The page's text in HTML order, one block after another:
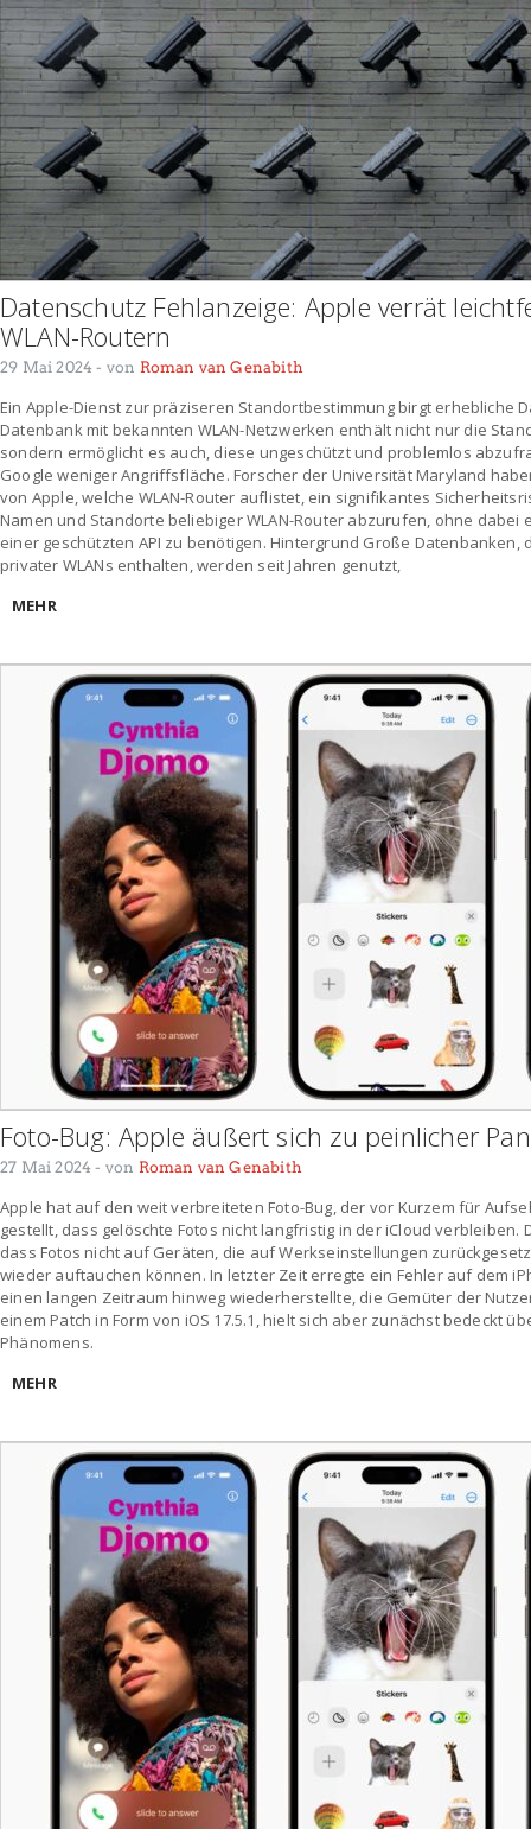
Datenschutz Fehlanzeige: Apple verrät
WLAN-Routern
29 Mai 2024 - von Roman van Genabith
Ein Apple-Dienst zur präziseren Standortbestimmung birgt erhebliche
Datenbank mit bekannten WLAN-Netzwerken enthält nicht nur die
sondern ermöglicht es auch, diese ungeschützt und problemlos
Google weniger Angriffsfläche. Forscher der Universität Maryland
von Apple, welche WLAN-Router auflistet, ein signifikantes
Namen und Standorte beliebiger WLAN-Router abzurufen, ohne dabei
einer geschützten API zu benötigen. Hintergrund Große
privater WLANs enthalten, werden seit Jahren genutzt,
MEHR
Foto-Bug: Apple äußert sich zu peinlicher
27 Mai 2024 - von Roman van Genabith
Apple hat auf den weit verbreiteten Foto-Bug, der vor Kurzem für
gestellt, dass gelöschte Fotos nicht langfristig in der iCloud verbleiben.
dass Fotos nicht auf Geräten, die auf Werkseinstellungen
wieder auftauchen können. In letzter Zeit erregte ein Fehler auf dem
einen langen Zeitraum hinweg wiederherstellte, die Gemüter der
einem Patch in Form von iOS 17.5.1, hielt sich aber zunächst bedeckt
Phänomens.
MEHR